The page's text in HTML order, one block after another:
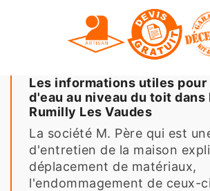
Les informations utiles
d'eau au niveau du toit dans
Rumilly Les Vaudes
La société M. Père qui est
d'entretien de la maison
déplacement de matériaux,
l'endommagement de ceux-